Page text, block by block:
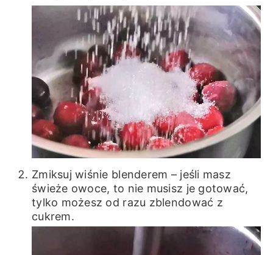
Zmiksuj wiśnie blenderem – jeśli masz
świeże owoce, to nie musisz je gotować,
tylko możesz od razu zblendować z
cukrem.